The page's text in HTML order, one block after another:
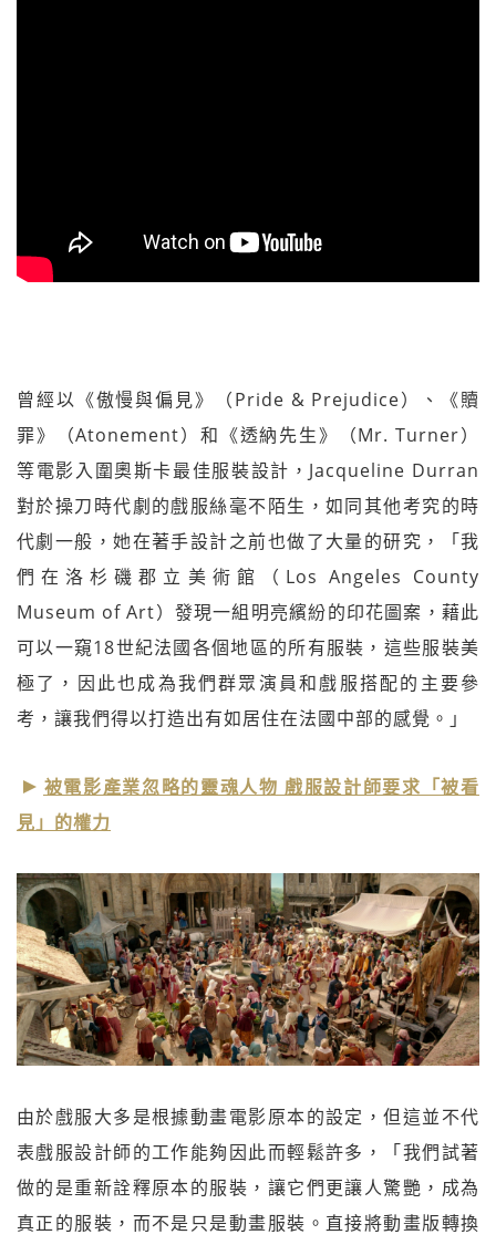
曾經以《傲慢與偏見》（Pride & Prejudice）、《贖
罪》（Atonement）和《透納先生》（Mr. Turner）
等電影入圍奧斯卡最佳服裝設計，Jacqueline Durran
對於操刀時代劇的戲服絲毫不陌生，如同其他考究的時
代劇一般，她在著手設計之前也做了大量的研究，「我
們在洛杉磯郡立美術館（Los Angeles County
Museum of Art）發現一組明亮繽紛的印花圖案，藉此
可以一窺18世紀法國各個地區的所有服裝，這些服裝美
極了，因此也成為我們群眾演員和戲服搭配的主要參
考，讓我們得以打造出有如居住在法國中部的感覺。」
被電影產業忽略的靈魂人物 戲服設計師要求「被看
見」的權力
由於戲服大多是根據動畫電影原本的設定，但這並不代
表戲服設計師的工作能夠因此而輕鬆許多，「我們試著
做的是重新詮釋原本的服裝，讓它們更讓人驚艷，成為
真正的服裝，而不是只是動畫服裝。直接將動畫版轉換